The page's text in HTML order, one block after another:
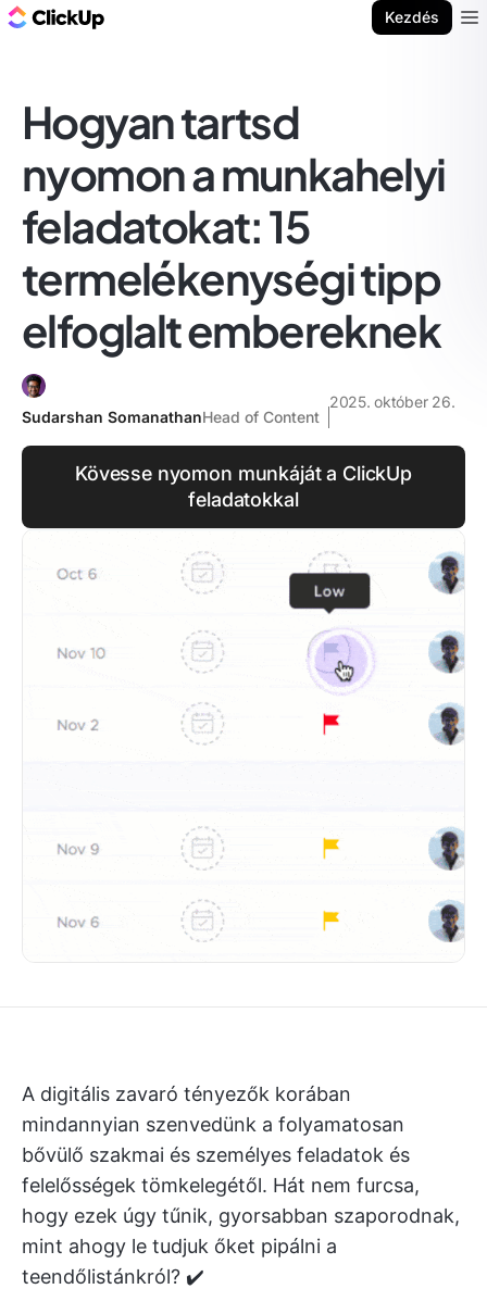
Kezdés
Hogyan tartsd
nyomon a munkahelyi
feladatokat: 15
termelékenységi tipp
elfoglalt embereknek
Sudarshan SomanathanHead of Content
2025. október 26.
Kövesse nyomon munkáját a ClickUp
feladatokkal
A digitális zavaró tényezők korában
mindannyian szenvedünk a folyamatosan
bővülő szakmai és személyes feladatok és
felelősségek tömkelegétől. Hát nem furcsa,
hogy ezek úgy tűnik, gyorsabban szaporodnak,
mint ahogy le tudjuk őket pipálni a
teendőlistánkról? ✔️